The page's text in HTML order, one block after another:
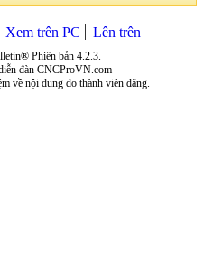
Xem trên PC Lên trên
Phiên bản 4.2.3.
đàn CNCProVN.com
về nội dung do thành viên đăng.